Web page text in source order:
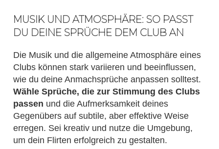
MUSIK UND ATMOSPHÄRE: SO PASST
DU DEINE SPRÜCHE DEM CLUB AN
Die Musik und die allgemeine Atmosphäre eines
Clubs können stark variieren und beeinflussen,
wie du deine Anmachsprüche anpassen solltest.
Wähle Sprüche, die zur Stimmung des Clubs
passen und die Aufmerksamkeit deines
Gegenübers auf subtile, aber effektive Weise
erregen. Sei kreativ und nutze die Umgebung,
um dein Flirten erfolgreich zu gestalten.